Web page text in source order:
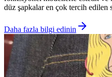
düz şapkalar en çok tercih edilen
Daha fazla bilgi edinin